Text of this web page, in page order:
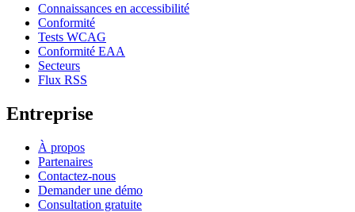
Connaissances en accessibilité
Conformité
Tests WCAG
Conformité EAA
Secteurs
Flux RSS
Entreprise
À propos
Partenaires
Contactez-nous
Demander une démo
Consultation gratuite